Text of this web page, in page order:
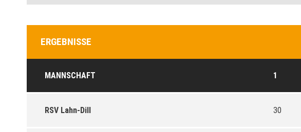
ERGEBNISSE
MANNSCHAFT 1
RSV Lahn-Dill 30